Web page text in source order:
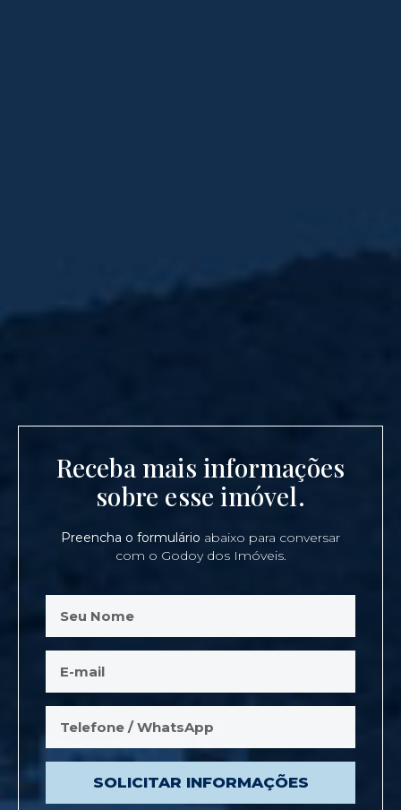
Receba mais informações
sobre esse imóvel.
Preencha o formulário abaixo para conversar
com o Godoy dos Imóveis.
SOLICITAR INFORMAÇÕES